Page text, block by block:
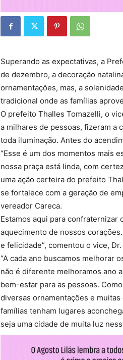
Superando as expectativas, a
de dezembro, a decoração
ornamentações, mas, a
tradicional onde as famílias
O prefeito Thalles Tomazelli, o
a milhares de pessoas, fizeram a
toda iluminação. Antes do
“Esse é um dos momentos mais
nossa praça está linda, com
uma ação certeira do prefeito
se fortalece com a geração de
vereador Careca.
Estamos aqui para confraternizar
aquecimento de nossos
e felicidade”, comentou o vice,
“A cada ano buscamos melhorar
não é diferente melhoramos ano
bem-estar para as pessoas.
diversas ornamentações e
famílias tenham lugares
seja uma cidade de muita luz